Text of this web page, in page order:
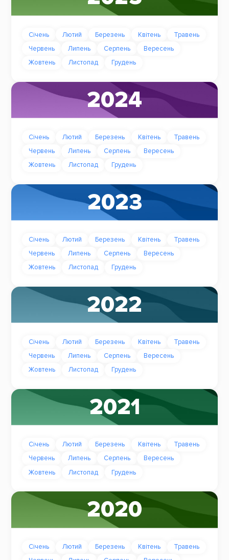
Січень Лютий Березень Квітень
Травень
Червень
Липень Серпень
Вересень
Жовтень
Листопад Грудень
2024
Січень Лютий Березень Квітень
Травень
Червень
Липень Серпень
Вересень
Жовтень
Листопад Грудень
2023
Січень Лютий Березень Квітень
Травень
Червень
Липень Серпень
Вересень
Жовтень
Листопад Грудень
2022
Січень Лютий Березень Квітень
Травень
Червень
Липень Серпень
Вересень
Жовтень
Листопад Грудень
2021
Січень Лютий Березень Квітень
Травень
Червень
Липень Серпень
Вересень
Жовтень
Листопад Грудень
2020
Січень Лютий Березень Квітень
Травень